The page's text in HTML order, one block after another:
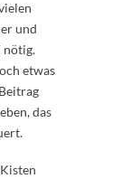
und
nötig.
etwas
das